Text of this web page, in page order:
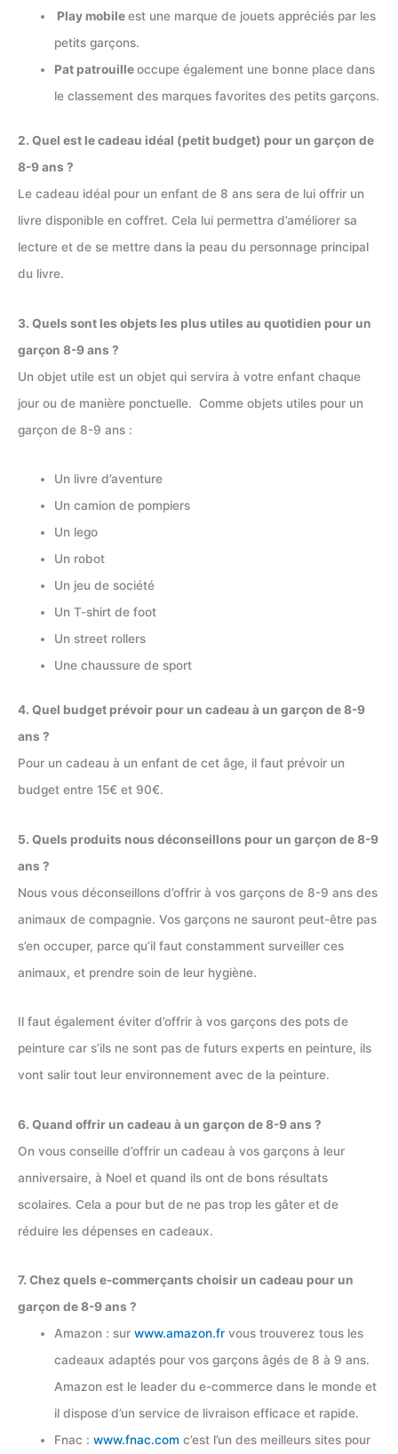
Play mobileest une marque de jouets appréciés par les
petits garçons.
Pat patrouilleoccupe également une bonne place dans
le classement des marques favorites des petits garçons.
2. Quel est le cadeau idéal (petit budget) pour un garçon de
8-9 ans ?
Le cadeau idéal pour un enfant de 8 ans sera de lui offrir un
livre disponible en coffret. Cela lui permettra d’améliorer sa
lecture et de se mettre dans la peau du personnage principal
du livre.
3. Quels sont les objets les plus utiles au quotidien pour un
garçon 8-9 ans ?
Un objet utile est un objet qui servira à votre enfant chaque
jour ou de manière ponctuelle. Comme objets utiles pour un
garçon de 8-9 ans :
Un livre d’aventure
Un camion de pompiers
Un lego
Un robot
Un jeu de société
Un T-shirt de foot
Un street rollers
Une chaussure de sport
4. Quel budget prévoir pour un cadeau à un garçon de 8-9
ans ?
Pour un cadeau à un enfant de cet âge, il faut prévoir un
budget entre 15€ et 90€.
5. Quels produits nous déconseillons pour un garçon de 8-9
ans ?
Nous vous déconseillons d’offrir à vos garçons de 8-9 ans des
animaux de compagnie. Vos garçons ne sauront peut-être pas
s’en occuper, parce qu’il faut constamment surveiller ces
animaux, et prendre soin de leur hygiène.
Il faut également éviter d’offrir à vos garçons des pots de
peinture car s’ils ne sont pas de futurs experts en peinture, ils
vont salir tout leur environnement avec de la peinture.
6. Quand offrir un cadeau à un garçon de 8-9 ans ?
On vous conseille d’offrir un cadeau à vos garçons à leur
anniversaire, à Noel et quand ils ont de bons résultats
scolaires. Cela a pour but de ne pas trop les gâter et de
réduire les dépenses en cadeaux.
7. Chez quels e-commerçants choisir un cadeau pour un
garçon de 8-9 ans ?
Amazon : surwww.amazon.fr vous trouverez tous les
cadeaux adaptés pour vos garçons âgés de 8 à 9 ans.
Amazon est le leader du e-commerce dans le monde et
il dispose d’un service de livraison efficace et rapide.
Fnac :www.fnac.com c’est l’un des meilleurs sites pour